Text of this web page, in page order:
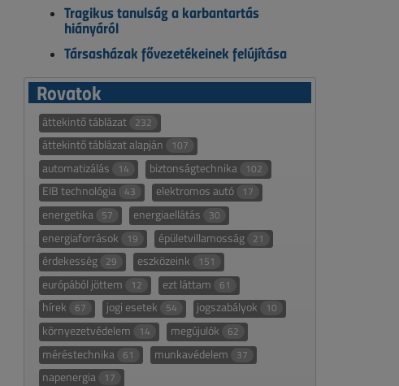
Tragikus tanulság a karbantartás
hiányáról
Társasházak fővezetékeinek felújítása
Rovatok
áttekintő táblázat 232
áttekintő táblázat alapján 107
automatizálás 14 biztonságtechnika 102
EIB technológia 43 elektromos autó 17
energetika 57 energiaellátás 30
energiaforrások 19 épületvillamosság 21
érdekesség 29 eszközeink 151
európából jöttem 12 ezt láttam 61
hírek 67 jogi esetek 54 jogszabályok 10
környezetvédelem 14 megújulók 62
méréstechnika 61 munkavédelem 37
napenergia 17